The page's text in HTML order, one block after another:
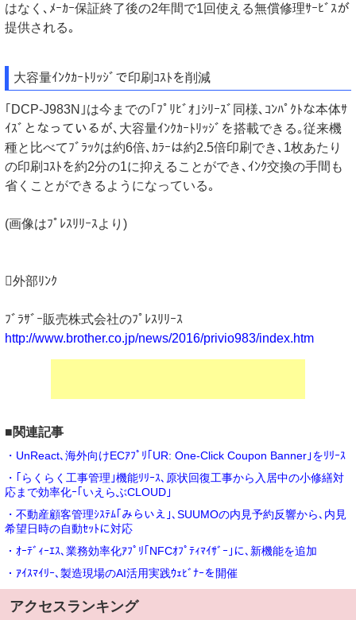
はなく､ﾒｰｶｰ保証終了後の2年間で1回使える無償修理ｻｰﾋﾞｽが
提供される｡
大容量ｲﾝｸｶｰﾄﾘｯｼﾞで印刷ｺｽﾄを削減
｢DCP-J983N｣は今までの｢ﾌﾟﾘﾋﾞｵ｣ｼﾘｰｽﾞ同様､ｺﾝﾊﾟｸﾄな本体ｻ
ｲｽﾞとなっているが､大容量ｲﾝｸｶｰﾄﾘｯｼﾞを搭載できる｡従来機
種と比べてﾌﾞﾗｯｸは約6倍､ｶﾗｰは約2.5倍印刷でき､1枚あたり
の印刷ｺｽﾄを約2分の1に抑えることができ､ｲﾝｸ交換の手間も
省くことができるようになっている｡
(画像はﾌﾟﾚｽﾘﾘｰｽより)
外部ﾘﾝｸ
ﾌﾞﾗｻﾞｰ販売株式会社のﾌﾟﾚｽﾘﾘｰｽ
http://www.brother.co.jp/news/2016/privio983/index.htm
■関連記事
・UnReact､海外向けECｱﾌﾟﾘ｢UR: One-Click Coupon Banner｣をﾘﾘｰｽ
・｢らくらく工事管理｣機能ﾘﾘｰｽ､原状回復工事から入居中の小修繕対
応まで効率化ｰ｢いえらぶCLOUD｣
・不動産顧客管理ｼｽﾃﾑ｢みらいえ｣､SUUMOの内見予約反響から､内見
希望日時の自動ｾｯﾄに対応
・ｵｰﾃﾞｨｰｴｽ､業務効率化ｱﾌﾟﾘ｢NFCｵﾌﾟﾃｨﾏｲｻﾞｰ｣に､新機能を追加
・ｱｲｽﾏｲﾘｰ､製造現場のAI活用実践ｳｪﾋﾞﾅｰを開催
アクセスランキング